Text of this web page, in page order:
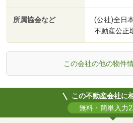
所属協会など
(公社)全日
不動産公正
この会社の他の物件
この不動産会社に
無料・簡単入力2